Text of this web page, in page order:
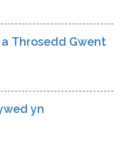
Throsedd Gwent
yn